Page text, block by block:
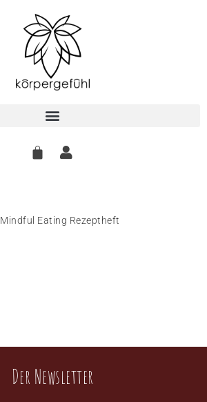
Mindful Eating Rezeptheft
Der Newsletter